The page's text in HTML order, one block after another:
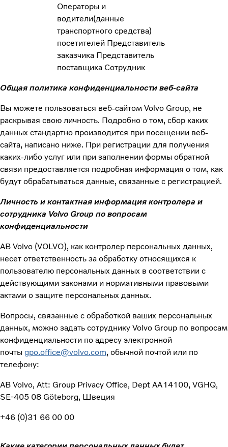
Операторы и
водители(данные
транспортного средства)
посетителей Представитель
заказчика Представитель
поставщика Сотрудник
Общая политика конфиденциальности веб-сайта
Вы можете пользоваться веб-сайтом Volvo Group, не
раскрывая свою личность. Подробно о том, сбор каких
данных стандартно производится при посещении веб-
сайта, написано ниже. При регистрации для получения
каких-либо услуг или при заполнении формы обратной
связи предоставляется подробная информация о том, как
будут обрабатываться данные, связанные с регистрацией.
Личность и контактная информация контролера и
сотрудника Volvo Group по вопросам
конфиденциальности
AB Volvo (VOLVO), как контролер персональных данных,
несет ответственность за обработку относящихся к
пользователю персональных данных в соответствии с
действующими законами и нормативными правовыми
актами о защите персональных данных.
Вопросы, связанные с обработкой ваших персональных
данных, можно задать сотруднику Volvo Group по вопросам
конфиденциальности по адресу электронной
почты gpo.office@volvo.com, обычной почтой или по
телефону:
AB Volvo, Att: Group Privacy Office, Dept AA14100, VGHQ,
SE-405 08 Göteborg, Швеция
+46 (0)31 66 00 00